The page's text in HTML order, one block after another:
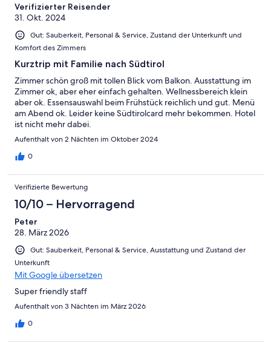
Verifizierter Reisender
31. Okt. 2024
Gut: Sauberkeit, Personal & Service, Zustand der Unterkunft und
Komfort des Zimmers
Kurztrip mit Familie nach Südtirol
Zimmer schön groß mit tollen Blick vom Balkon. Ausstattung im
Zimmer ok, aber eher einfach gehalten. Wellnessbereich klein
aber ok. Essensauswahl beim Frühstück reichlich und gut. Menü
am Abend ok. Leider keine Südtirolcard mehr bekommen. Hotel
ist nicht mehr dabei.
Aufenthalt von 2 Nächten im Oktober 2024
0
Verifizierte Bewertung
10/10 – Hervorragend
Peter
28. März 2026
Gut: Sauberkeit, Personal & Service, Ausstattung und Zustand der
Unterkunft
Mit Google übersetzen
Super friendly staff
Aufenthalt von 3 Nächten im März 2026
0